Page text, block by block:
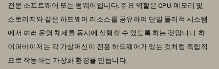
전문 소프트웨어 또는 펌웨어입니다. 주요 역할은 CPU, 메모리 및
스토리지와 같은 하드웨어 리소스를 공유하여 단일 물리적 시스템
에서 여러 운영 체제를 동시에 실행할 수 있도록 하는 것입니다. 하
이퍼바이저는 각 가상머신이 전용 하드웨어가 있는 것처럼 독립적
으로 작동하는 가상화 환경을 만듭니다.